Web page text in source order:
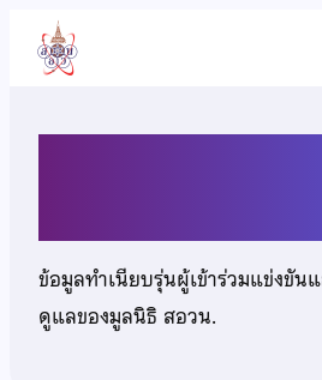
เนื้อหา
ข้อมูลทำเนียบรุ่นผู้เข้าร่วมแข่งขัน
ดูแลของมูลนิธิ สอวน.